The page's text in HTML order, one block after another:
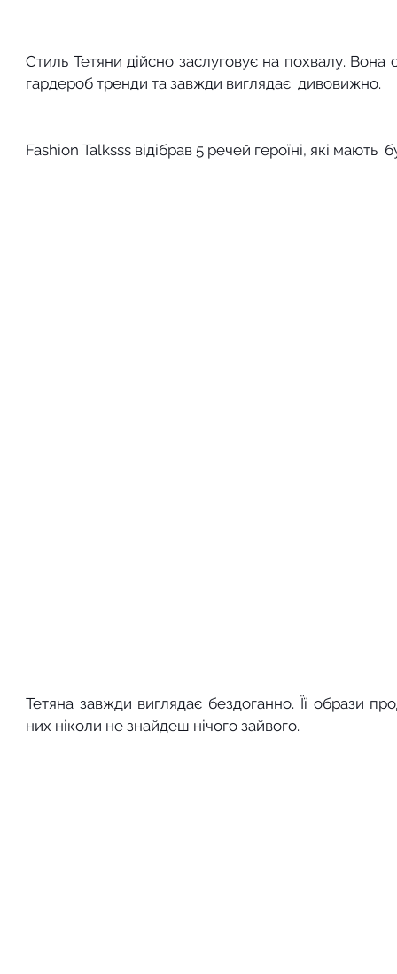
Стиль Тетяни дійсно заслуговує на похвалу.
гардероб тренди та завжди виглядає  дивовижно.
Fashion Talksss відібрав 5 речей героїні, які мають
Тетяна завжди виглядає бездоганно. Її образи
них ніколи не знайдеш нічого зайвого.